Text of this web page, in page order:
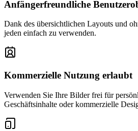
Anfängerfreundliche
Dank des übersichtlichen Layouts und
jeden einfach zu verwenden.
Kommerzielle Nutzung erlaubt
Verwenden Sie Ihre Bilder frei für
Geschäftsinhalte oder kommerzielle